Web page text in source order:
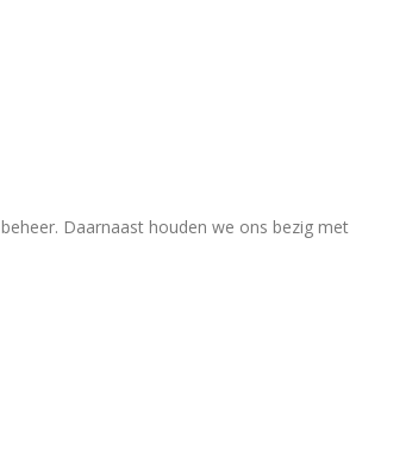
Daarnaast houden we ons bezig met